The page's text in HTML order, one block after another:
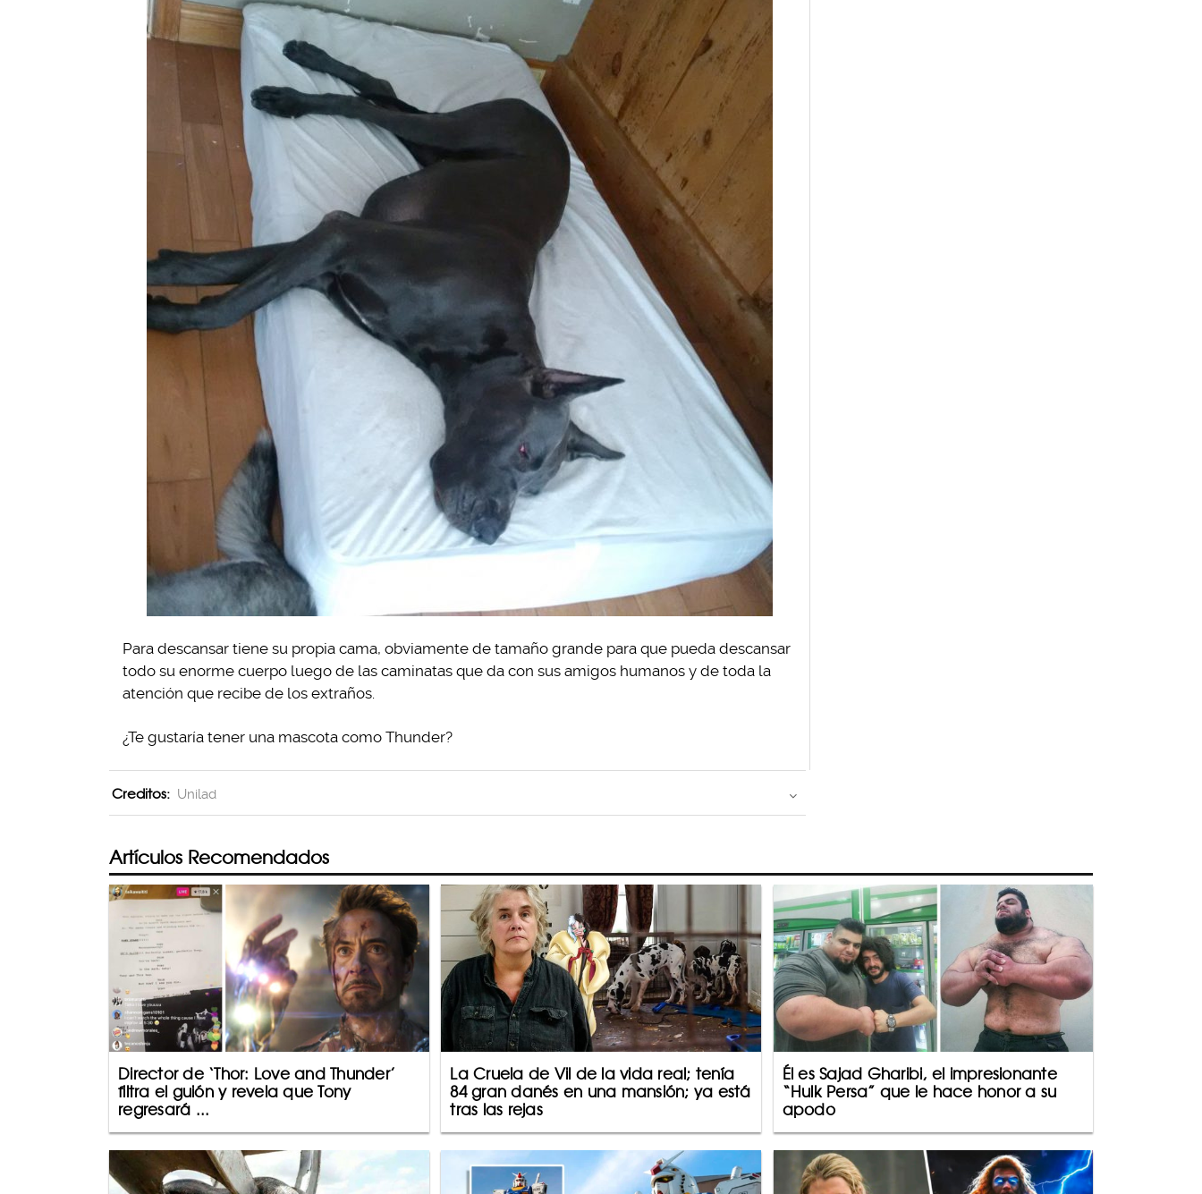
Para descansar tiene su propia cama, obviamente de tamaño grande para que pueda descansar
todo su enorme cuerpo luego de las caminatas que da con sus amigos humanos y de toda la
atención que recibe de los extraños.
¿Te gustaría tener una mascota como Thunder?
Creditos: Unilad
Artículos Recomendados
Director de ‘Thor: Love and Thunder’
filtra el guión y revela que Tony
regresará ...
La Cruela de Vil de la vida real; tenía
84 gran danés en una mansión; ya está
tras las rejas
Él es Sajad Gharibi, el impresionante
“Hulk Persa” que le hace honor a su
apodo